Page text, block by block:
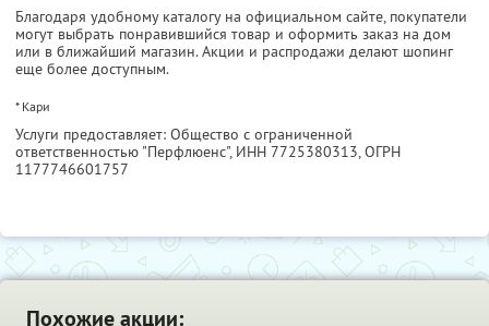
Благодаря удобному каталогу на официальном сайте, покупатели
могут выбрать понравившийся товар и оформить заказ на дом
или в ближайший магазин. Акции и распродажи делают шопинг
еще более доступным.
* Кари
Услуги предоставляет: Общество с ограниченной
ответственностью "Перфлюенс", ИНН 7725380313, ОГРН
1177746601757
Похожие акции: